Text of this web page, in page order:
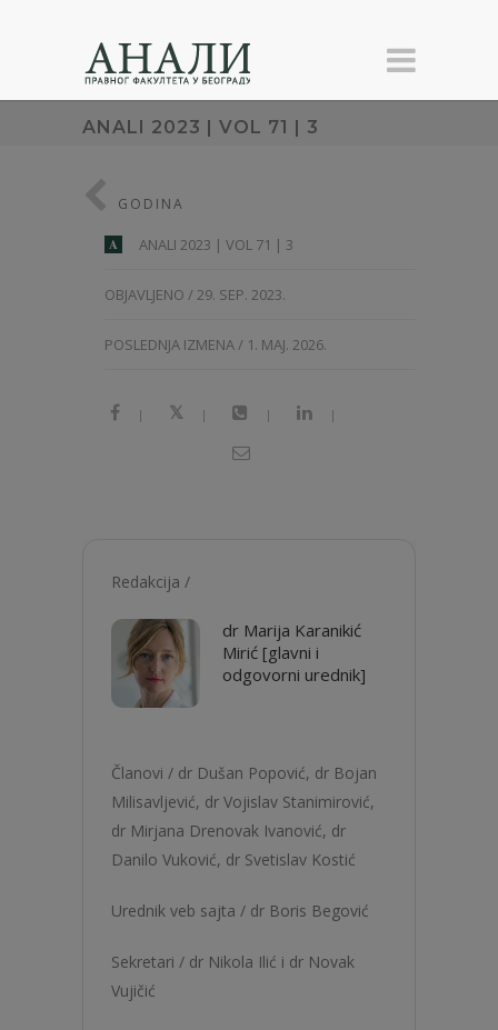
ANALI 2023 | VOL 71 | 3
GODINA
A ANALI 2023 | VOL 71 | 3
OBJAVLJENO / 29. SEP. 2023.
POSLEDNJA IZMENA / 1. MAJ. 2026.
| | | |
Redakcija /
dr Marija Karanikić
Mirić [glavni i
odgovorni urednik]
Članovi / dr Dušan Popović, dr Bojan
Milisavljević, dr Vojislav Stanimirović,
dr Mirjana Drenovak Ivanović, dr
Danilo Vuković, dr Svetislav Kostić
Urednik veb sajta / dr Boris Begović
Sekretari / dr Nikola Ilić i dr Novak
Vujičić